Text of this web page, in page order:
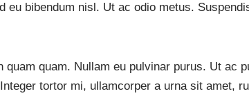
eu bibendum nisl. Ut ac odio metus.
quam. Nullam eu pulvinar purus. Ut ac
tortor mi, ullamcorper a urna sit amet,